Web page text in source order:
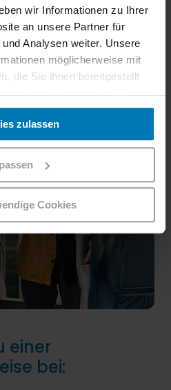
wir Informationen zu Ihrer
an unsere Partner für
Analysen weiter. Unsere
möglicherweise mit
die Sie ihnen bereitgestellt
Ihrer Nutzung der Dienste
zulassen
Cookies
einer
bei: